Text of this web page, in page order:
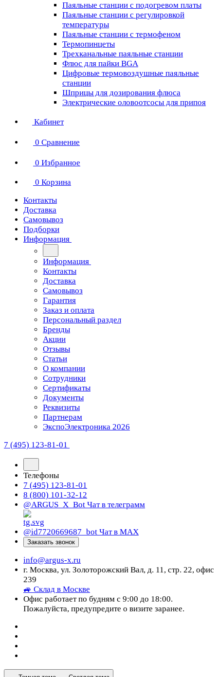
Паяльные станции с подогревом платы
Паяльные станции с регулировкой
температуры
Паяльные станции с термофеном
Термопинцеты
Трехканальные паяльные станции
Флюс для пайки BGA
Цифровые термовоздушные паяльные
станции
Шприцы для дозирования флюса
Электрические оловоотсосы для припоя
Кабинет
0 Сравнение
0 Избранное
0 Корзина
Контакты
Доставка
Самовывоз
Подборки
Информация
Информация
Контакты
Доставка
Самовывоз
Гарантия
Заказ и оплата
Персональный раздел
Бренды
Акции
Отзывы
Статьи
О компании
Сотрудники
Сертификаты
Документы
Реквизиты
Партнерам
ЭкспоЭлектроника 2026
7 (495) 123-81-01
Телефоны
7 (495) 123-81-01
8 (800) 101-32-12
@ARGUS_X_Bot Чат в телеграмм
@id7720669687_bot Чат в МАХ
Заказать звонок
info@argus-x.ru
г. Москва, ул. Золоторожский Вал, д. 11, стр. 22, офис
239
🚙 Склад в Москве
Офис работает по будням с 9:00 до 18:00.
Пожалуйста, предупредите о визите заранее.